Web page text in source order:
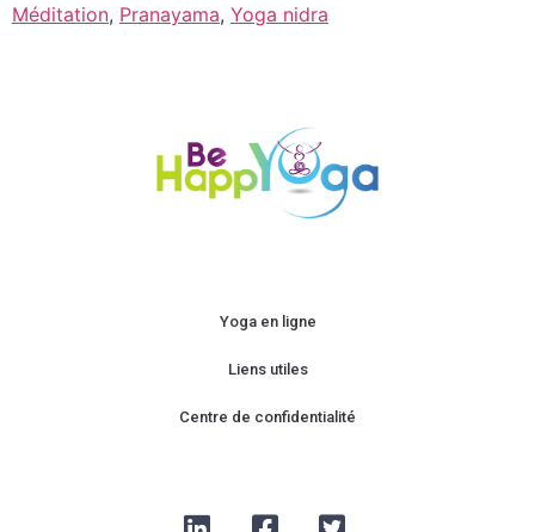
Méditation, Pranayama, Yoga nidra
Yoga en ligne
Liens utiles
Centre de confidentialité